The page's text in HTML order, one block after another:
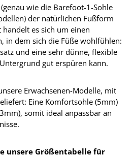
wie die Barefoot-1-Sohle
der natürlichen Fußform
es sich um einen
in dem sich die Füße wohlfühlen:
und eine sehr dünne, flexible
gut erspüren kann.
Erwachsenen-Modelle, mit
Eine Komfortsohle (5mm)
somit ideal anpassbar an
unsere Größentabelle für